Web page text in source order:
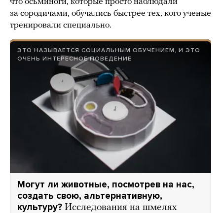
за сородичами, обучались быстрее тех, кого ученые
тренировали специально.
ЭТО НАЗЫВАЕТСЯ СОЦИАЛЬНЫМ ОБУЧЕНИЕМ, И ЭТО
ОЧЕНЬ ИНТЕРЕСНОЕ ПОВЕДЕНИЕ
Могут ли животные, посмотрев на нас,
создать свою, альтернативную,
культуру? Исследования на шмелях